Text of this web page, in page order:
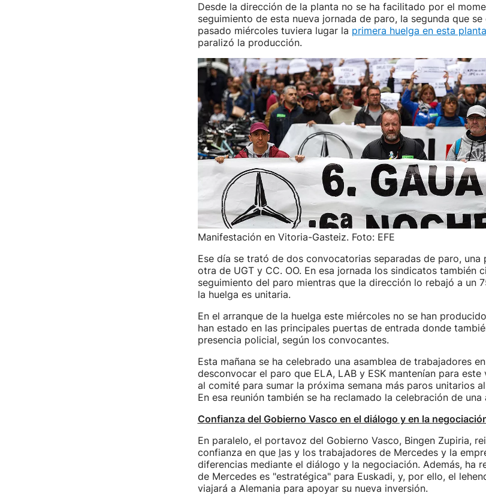
Desde la dirección de la planta no se ha facilitado por el
seguimiento de esta nueva jornada de paro, la segunda que
pasado miércoles tuviera lugar la primera huelga en esta
paralizó la producción.
Manifestación en Vitoria-Gasteiz. Foto: EFE
Ese día se trató de dos convocatorias separadas de paro, una
otra de UGT y CC. OO. En esa jornada los sindicatos también
seguimiento del paro mientras que la dirección lo rebajó a un
la huelga es unitaria.
En el arranque de la huelga este miércoles no se han
han estado en las principales puertas de entrada donde
presencia policial, según los convocantes.
Esta mañana se ha celebrado una asamblea de trabajadores
desconvocar el paro que ELA, LAB y ESK mantenían para
al comité para sumar la próxima semana más paros unitarios
En esa reunión también se ha reclamado la celebración de una
Confianza del Gobierno Vasco en el diálogo y en la
En paralelo, el portavoz del Gobierno Vasco, Bingen Zupiria,
confianza en que las y los trabajadores de Mercedes y la
diferencias mediante el diálogo y la negociación. Además, ha
de Mercedes es "estratégica" para Euskadi, y, por ello, el
viajará a Alemania para apoyar su nueva inversión.